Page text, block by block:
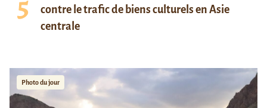
contre le trafic de biens culturels en Asie
centrale
Photo du jour